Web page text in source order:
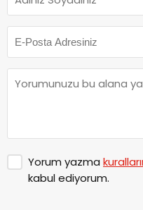
Yorum yazma
kabul ediyorum.